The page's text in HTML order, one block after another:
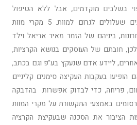
בשלבים מוקדמים, אבל ללא הטיפול
המחלה תתקדם לשלבים שעלולים לגרום למוות. 5 מקרי מוות
האחרונות, ביניהם של הזמר מאיר אריאל וילד
בתחילת 2018. לכן, חובתם של העוסקים בנושא הקרציות,
ליידע אדם שנעקץ בע"פ וגם בכתב,
הופיעו בעקבות העקיצה סימנים קליניים
פריחה, כדי לבדוק אפשרות בהדבקה
באמצעי התקשורת על מקרי המוות
הציבור את הסכנה שבעקיצת הקרציה